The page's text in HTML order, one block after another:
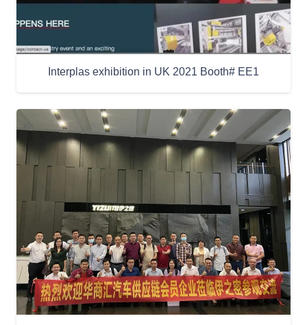
Interplas exhibition in UK 2021 Booth# EE1